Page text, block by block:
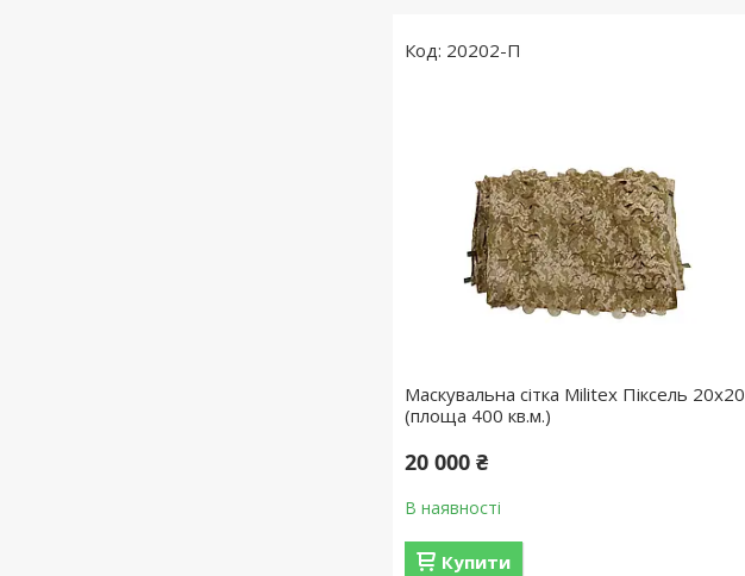
20202-П
Маскувальна сітка Militex Піксель 20х20
(площа 400 кв.м.)
20 000 ₴
В наявності
Купити